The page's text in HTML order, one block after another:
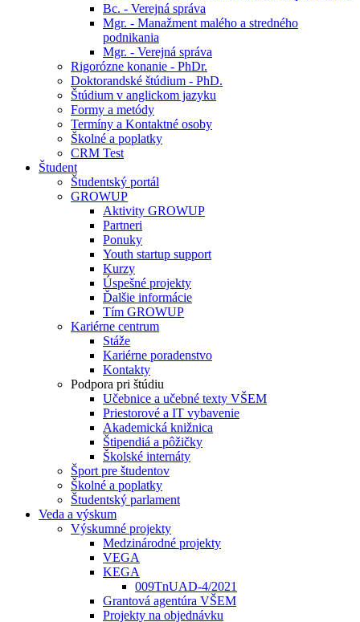
Bc. - Verejná správa
Mgr. - Manažment malého a stredného
podnikania
Mgr. - Verejná správa
Rigorózne konanie - PhDr.
Doktorandské štúdium - PhD.
Štúdium v anglickom jazyku
Formy a metódy
Termíny a Kontaktné osoby
Školné a poplatky
CRM Test
Študent
Študentský portál
GROWUP
Aktivity GROWUP
Partneri
Ponuky
Youth startup support
Kurzy
Úspešné projekty
Ďalšie informácie
Tím GROWUP
Kariérne centrum
Stáže
Kariérne poradenstvo
Kontakty
Podpora pri štúdiu
Učebnice a učebné texty VŠEM
Priestorové a IT vybavenie
Akademická knižnica
Štipendiá a pôžičky
Školské internáty
Šport pre študentov
Školné a poplatky
Študentský parlament
Veda a výskum
Výskumné projekty
Medzinárodné projekty
VEGA
KEGA
009TnUAD-4/2021
Grantová agentúra VŠEM
Projekty na objednávku